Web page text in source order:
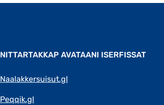
NITTARTAKKAP AVATAANI ISERFISSAT
Naalakkersuisut.gl
Peqqik.gl